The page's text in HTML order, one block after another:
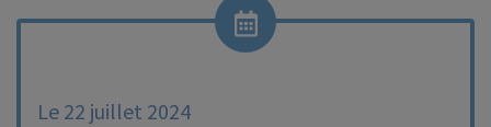
Le 22 juillet 2024